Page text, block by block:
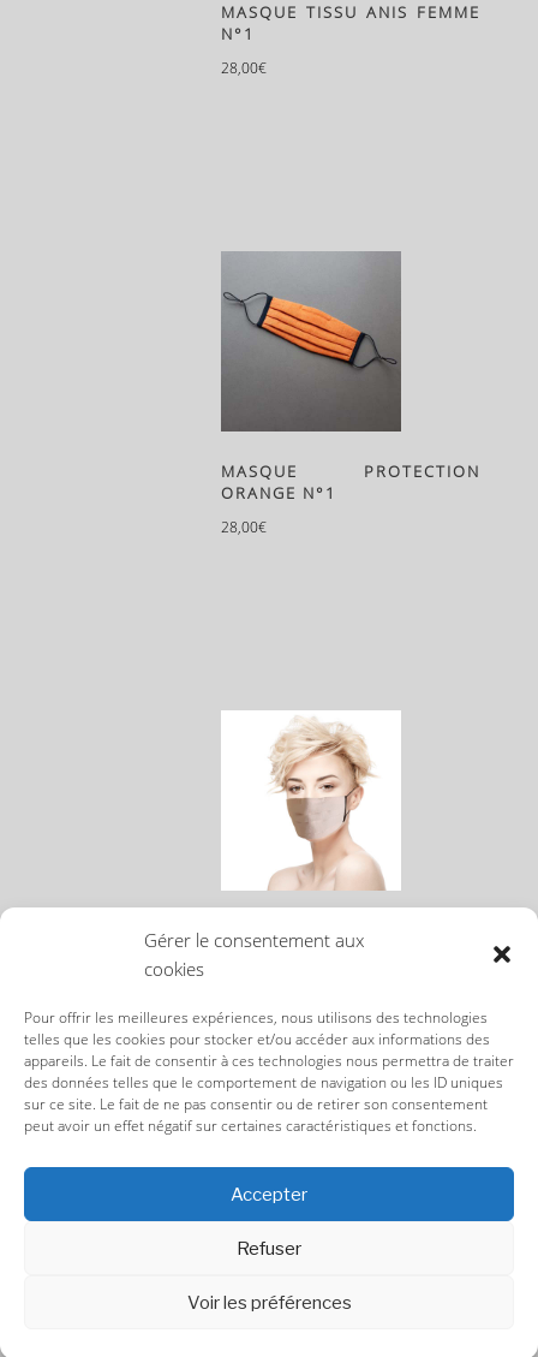
Gérer le consentement aux
cookies
Pour offrir les meilleures expériences, nous utilisons des technologies
telles que les cookies pour stocker et/ou accéder aux informations des
appareils. Le fait de consentir à ces technologies nous permettra de traiter
des données telles que le comportement de navigation ou les ID uniques
sur ce site. Le fait de ne pas consentir ou de retirer son consentement
peut avoir un effet négatif sur certaines caractéristiques et fonctions.
Accepter
Refuser
Voir les préférences
MASQUE TISSU ANIS FEMME
N°1
28,00€
MASQUE PROTECTION
ORANGE N°1
28,00€
MASQUE TISSU ROSE PÂLE
N°1
CGU/CGV TERMS & CONDITIONS